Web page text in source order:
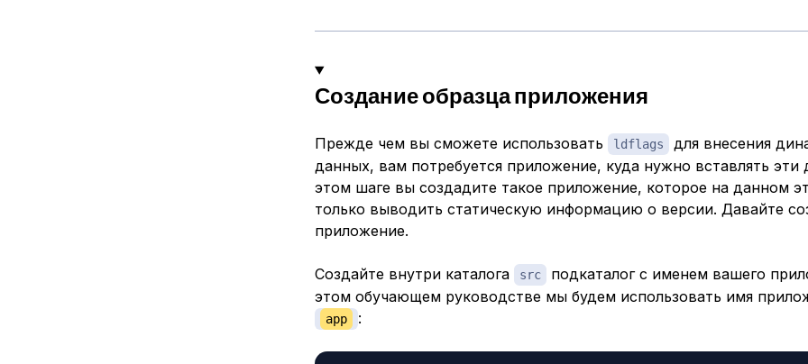
Создание образца приложения
Прежде чем вы сможете использовать ldflags
для внесения
данных, вам потребуется приложение, куда нужно вставлять эти
этом шаге вы создадите такое приложение, которое на данном
только выводить статическую информацию о версии. Давайте
приложение.
Создайте внутри каталога src
подкаталог с именем вашего
этом обучающем руководстве мы будем использовать имя
app :